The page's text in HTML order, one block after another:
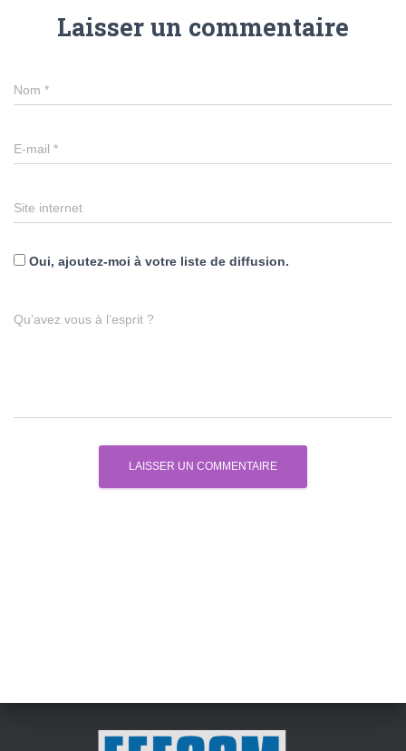
Laisser un commentaire
Nom *
E-mail *
Site internet
Oui, ajoutez-moi à votre liste de diffusion.
Qu’avez vous à l’esprit ?